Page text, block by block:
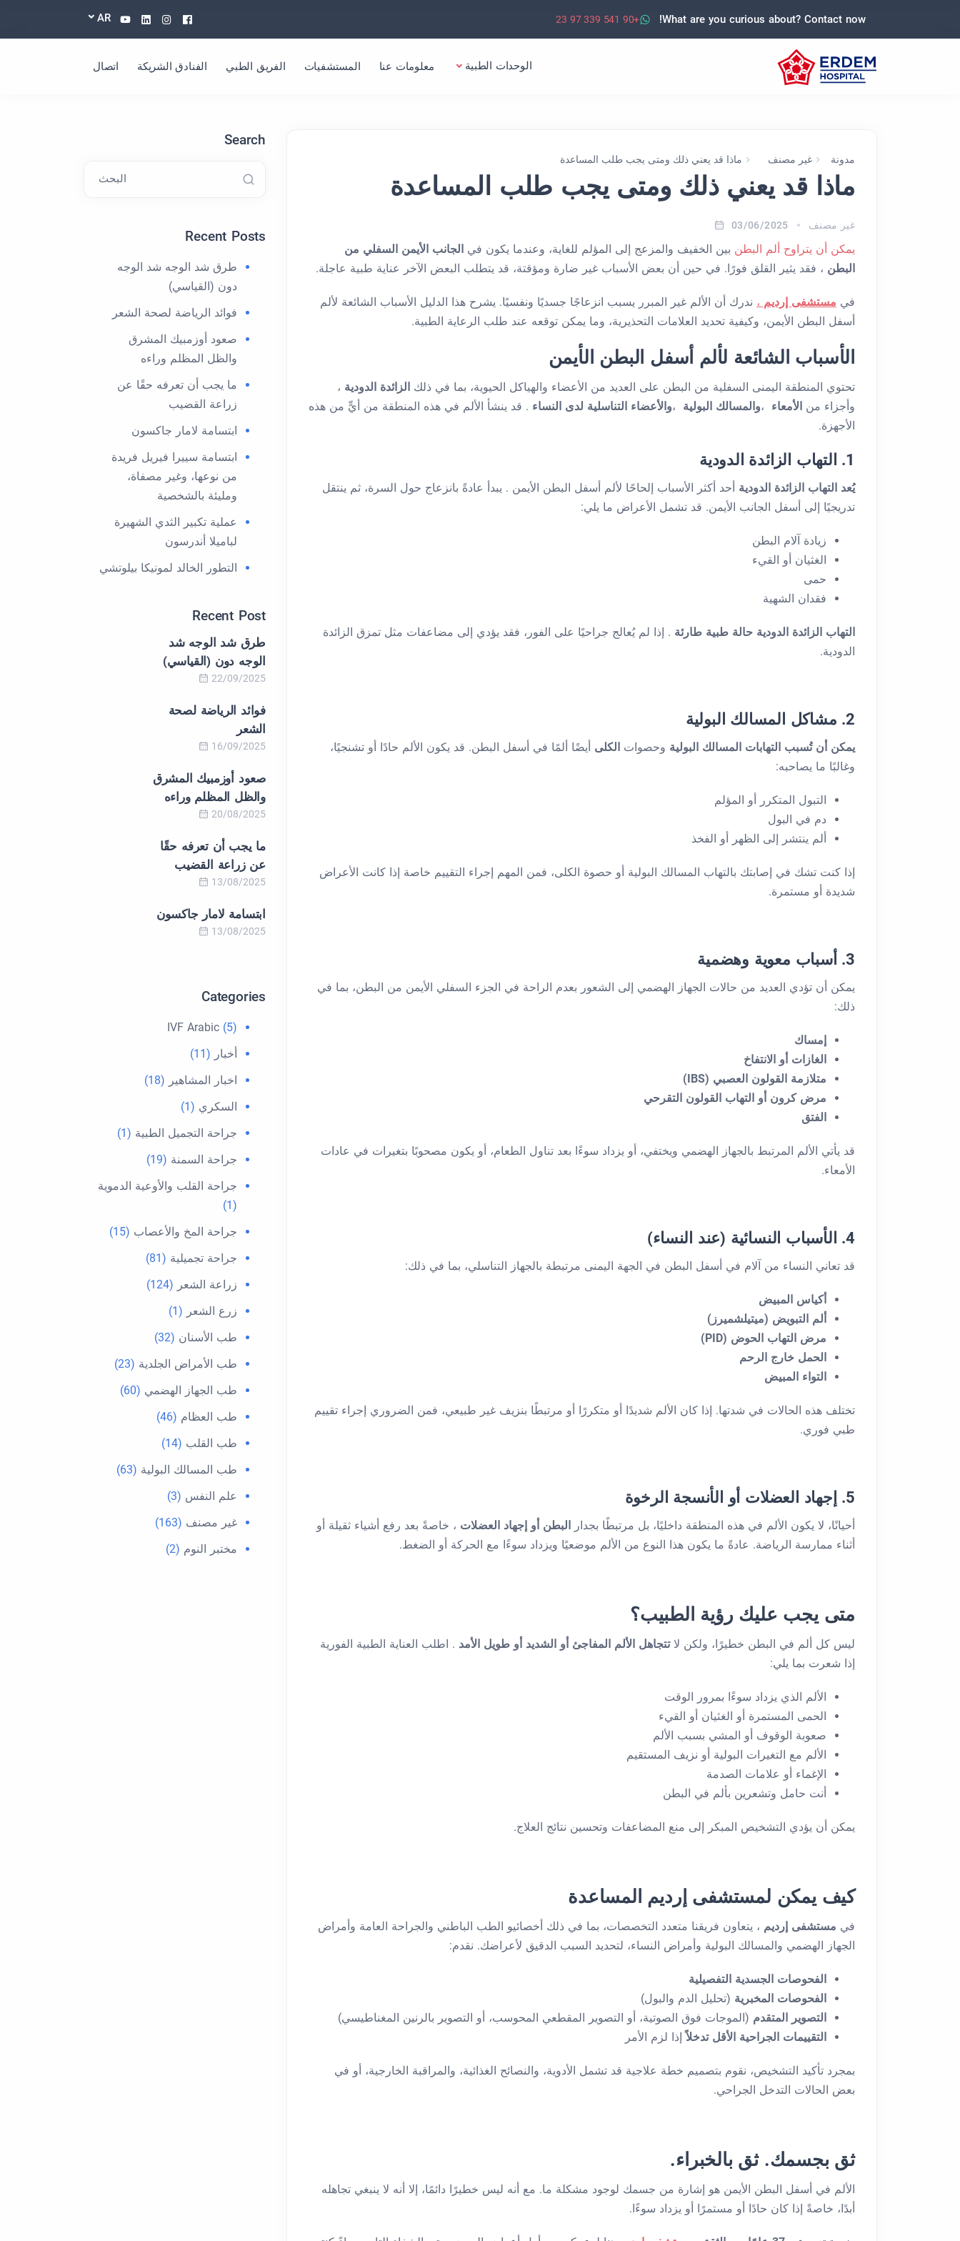
What are you curious about? Contact now!
+90 541 339 97 23
Facebook
Instagram
Linkedin
Youtube
AR
الوحدات الطبية معلومات عنا المستشفيات الفريق الطبي الفنادق الشريكة اتصال
مدونة غير مصنف ماذا قد يعني ذلك ومتى يجب طلب المساعدة
ماذا قد يعني ذلك ومتى يجب طلب المساعدة
غير مصنف 03/06/2025
يمكن أن يتراوح ألم البطن بين الخفيف والمزعج إلى المؤلم للغاية، وعندما يكون في الجانب الأيمن السفلي من
البطن ، فقد يثير القلق فورًا. في حين أن بعض الأسباب غير ضارة ومؤقتة، قد يتطلب البعض الآخر عناية طبية عاجلة.
في مستشفى إرديم ، ندرك أن الألم غير المبرر يسبب انزعاجًا جسديًا ونفسيًا. يشرح هذا الدليل الأسباب الشائعة لألم
أسفل البطن الأيمن، وكيفية تحديد العلامات التحذيرية، وما يمكن توقعه عند طلب الرعاية الطبية.
الأسباب الشائعة لألم أسفل البطن الأيمن
تحتوي المنطقة اليمنى السفلية من البطن على العديد من الأعضاء والهياكل الحيوية، بما في ذلك الزائدة الدودية ،
وأجزاء من الأمعاء ،والمسالك البولية ،والأعضاء التناسلية لدى النساء . قد ينشأ الألم في هذه المنطقة من أيٍّ من هذه
الأجهزة.
1. التهاب الزائدة الدودية
يُعد التهاب الزائدة الدودية أحد أكثر الأسباب إلحاحًا لألم أسفل البطن الأيمن . يبدأ عادةً بانزعاج حول السرة، ثم ينتقل
تدريجيًا إلى أسفل الجانب الأيمن. قد تشمل الأعراض ما يلي:
زيادة آلام البطن
الغثيان أو القيء
حمى
فقدان الشهية
التهاب الزائدة الدودية حالة طبية طارئة . إذا لم يُعالج جراحيًا على الفور، فقد يؤدي إلى مضاعفات مثل تمزق الزائدة
الدودية.
2. مشاكل المسالك البولية
يمكن أن تُسبب التهابات المسالك البولية وحصوات الكلى أيضًا ألمًا في أسفل البطن. قد يكون الألم حادًا أو تشنجيًا،
وغالبًا ما يصاحبه:
التبول المتكرر أو المؤلم
دم في البول
ألم ينتشر إلى الظهر أو الفخذ
إذا كنت تشك في إصابتك بالتهاب المسالك البولية أو حصوة الكلى، فمن المهم إجراء التقييم خاصة إذا كانت الأعراض
شديدة أو مستمرة.
3. أسباب معوية وهضمية
يمكن أن تؤدي العديد من حالات الجهاز الهضمي إلى الشعور بعدم الراحة في الجزء السفلي الأيمن من البطن، بما في
ذلك:
إمساك
الغازات أو الانتفاخ
متلازمة القولون العصبي (IBS)
مرض كرون أو التهاب القولون التقرحي
الفتق
قد يأتي الألم المرتبط بالجهاز الهضمي ويختفي، أو يزداد سوءًا بعد تناول الطعام، أو يكون مصحوبًا بتغيرات في عادات
الأمعاء.
4. الأسباب النسائية (عند النساء)
قد تعاني النساء من آلام في أسفل البطن في الجهة اليمنى مرتبطة بالجهاز التناسلي، بما في ذلك:
أكياس المبيض
ألم التبويض (ميتيلشميرز)
مرض التهاب الحوض (PID)
الحمل خارج الرحم
التواء المبيض
تختلف هذه الحالات في شدتها. إذا كان الألم شديدًا أو متكررًا أو مرتبطًا بنزيف غير طبيعي، فمن الضروري إجراء تقييم
طبي فوري.
5. إجهاد العضلات أو الأنسجة الرخوة
أحيانًا، لا يكون الألم في هذه المنطقة داخليًا، بل مرتبطًا بجدار البطن أو إجهاد العضلات ، خاصةً بعد رفع أشياء ثقيلة أو
أثناء ممارسة الرياضة. عادةً ما يكون هذا النوع من الألم موضعيًا ويزداد سوءًا مع الحركة أو الضغط.
متى يجب عليك رؤية الطبيب؟
ليس كل ألم في البطن خطيرًا، ولكن لاتتجاهل الألم المفاجئ أو الشديد أو طويل الأمد . اطلب العناية الطبية الفورية
إذا شعرت بما يلي:
الألم الذي يزداد سوءًا بمرور الوقت
الحمى المستمرة أو الغثيان أو القيء
صعوبة الوقوف أو المشي بسبب الألم
الألم مع التغيرات البولية أو نزيف المستقيم
الإغماء أو علامات الصدمة
أنت حامل وتشعرين بألم في البطن
يمكن أن يؤدي التشخيص المبكر إلى منع المضاعفات وتحسين نتائج العلاج.
كيف يمكن لمستشفى إرديم المساعدة
في مستشفى إرديم ، يتعاون فريقنا متعدد التخصصات، بما في ذلك أخصائيو الطب الباطني والجراحة العامة وأمراض
الجهاز الهضمي والمسالك البولية وأمراض النساء، لتحديد السبب الدقيق لأعراضك. نقدم:
الفحوصات الجسدية التفصيلية
الفحوصات المخبرية (تحليل الدم والبول)
التصوير المتقدم (الموجات فوق الصوتية، أو التصوير المقطعي المحوسب، أو التصوير بالرنين المغناطيسي)
التقييمات الجراحية الأقل تدخلاً إذا لزم الأمر
بمجرد تأكيد التشخيص، نقوم بتصميم خطة علاجية قد تشمل الأدوية، والنصائح الغذائية، والمراقبة الخارجية، أو في
بعض الحالات التدخل الجراحي.
ثق بجسمك. ثق بالخبراء.
الألم في أسفل البطن الأيمن هو إشارة من جسمك لوجود مشكلة ما. مع أنه ليس خطيرًا دائمًا، إلا أنه لا ينبغي تجاهله
أبدًا، خاصةً إذا كان حادًا أو مستمرًا أو يزداد سوءًا.
Search
البحث
Recent Posts
طرق شد الوجه شد الوجه
دون (القياسي)
فوائد الرياضة لصحة الشعر
صعود أوزمبيك المشرق
والظل المظلم وراءه
ما يجب أن تعرفه حقًا عن
زراعة القضيب
ابتسامة لامار جاكسون
ابتسامة سييرا فيريل فريدة
من نوعها، وغير مصفاة،
ومليئة بالشخصية
عملية تكبير الثدي الشهيرة
لباميلا أندرسون
التطور الخالد لمونيكا بيلوتشي
Recent Post
طرق شد الوجه شد
الوجه دون (القياسي)
22/09/2025
فوائد الرياضة لصحة
الشعر
16/09/2025
صعود أوزمبيك المشرق
والظل المظلم وراءه
20/08/2025
ما يجب أن تعرفه حقًا
عن زراعة القضيب
13/08/2025
ابتسامة لامار جاكسون
13/08/2025
Categories
IVF Arabic (5)
أخبار (11)
اخبار المشاهير (18)
السكري (1)
جراحة التجميل الطبية (1)
جراحة السمنة (19)
جراحة القلب والأوعية الدموية
(1)
جراحة المخ والأعصاب (15)
جراحة تجميلية (81)
زراعة الشعر (124)
زرع الشعر (1)
طب الأسنان (32)
طب الأمراض الجلدية (23)
طب الجهاز الهضمي (60)
طب العظام (46)
طب القلب (14)
طب المسالك البولية (63)
علم النفس (3)
غير مصنف (163)
مختبر النوم (2)